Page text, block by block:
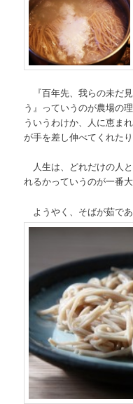
『百年先、我らの未だ
う』っていうのが農場の
ういうわけか、人に恵ま
が手を差し伸べてくれた
人生は、どれだけの人
れるかっていうのが一番
ようやく、そばが茹であ